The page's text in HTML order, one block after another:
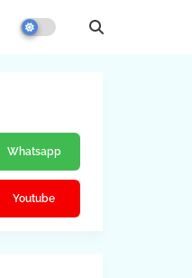
Whatsapp
Youtube